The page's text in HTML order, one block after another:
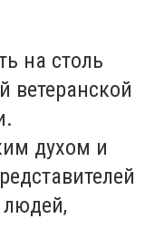
на столь
ветеранской
духом и